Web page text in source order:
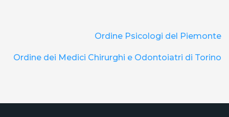
Ordine Psicologi del Piemonte
Ordine dei Medici Chirurghi e Odontoiatri di Torino